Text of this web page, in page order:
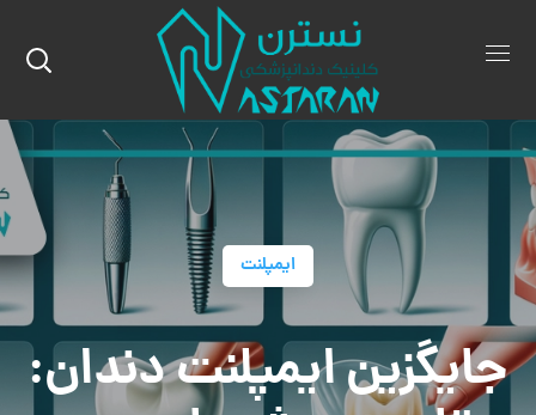
ایمپلنت
جایگزین ایمپلنت دندان: